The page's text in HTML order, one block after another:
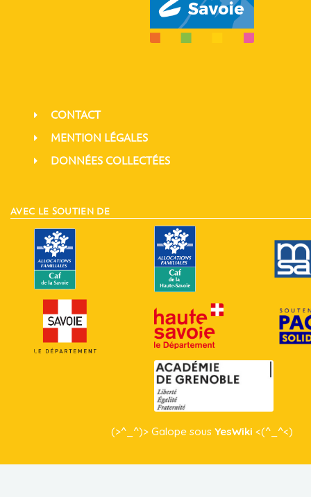
CONTACT
MENTION LÉGALES
DONNÉES COLLECTÉES
AVEC LE SOUTIEN DE
(>^_^)> Galope sousYesWiki <(^_^<)